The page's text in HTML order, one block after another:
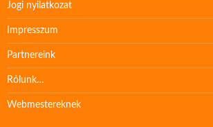
Jogi nyilatkozat
Impresszum
Partnereink
Rólunk…
Webmestereknek